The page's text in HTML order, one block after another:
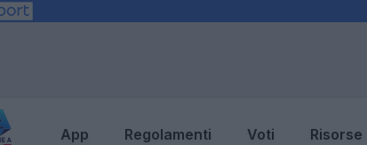
App Regolamenti Voti Risorse